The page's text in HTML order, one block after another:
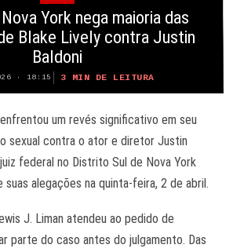
York nega maioria das
Blake Lively contra Justin
Baldoni
· 18:15 3 MIN DE LEITURA
um revés significativo em seu
sexual contra o ator e diretor Justin
federal no Distrito Sul de Nova York
suas alegações na quinta-feira, 2 de abril.
J. Liman atendeu ao pedido de
parte do caso antes do julgamento. Das